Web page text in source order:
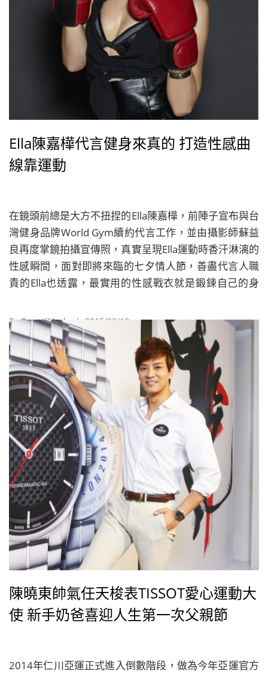
Ella陳嘉樺代言健身來真的 打造性感曲
線靠運動
在鏡頭前總是大方不扭捏的Ella陳嘉樺，前陣子宣布與台
灣健身品牌World Gym續約代言工作，並由攝影師蘇益
良再度掌鏡拍攝宣傳照，真實呈現Ella運動時香汗淋漓的
性感瞬間，面對即將來臨的七夕情人節，善盡代言人職
責的Ella也透露，最實用的性感戰衣就是鍛鍊自己的身
是最性感的！」
ByBeautiMode| 2015/08/18
陳曉東帥氣任天梭表TISSOT愛心運動大
使 新手奶爸喜迎人生第一次父親節
2014年仁川亞運正式進入倒數階段，做為今年亞運官方